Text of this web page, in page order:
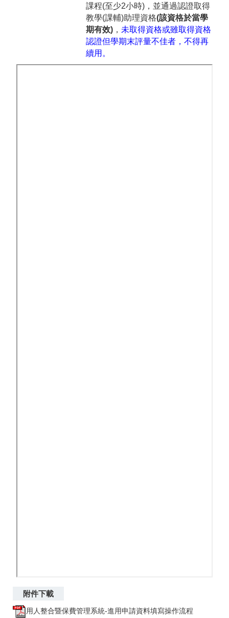
課程(至少2小時)，並通過認證取得
教學(課輔)助理資格(該資格於當學
期有效) ， 未取得資格或雖取得資格
認證但學期末評量不佳者，不得再
續用。
用人整合暨保費管理系統-進用申請資料填寫操作流程